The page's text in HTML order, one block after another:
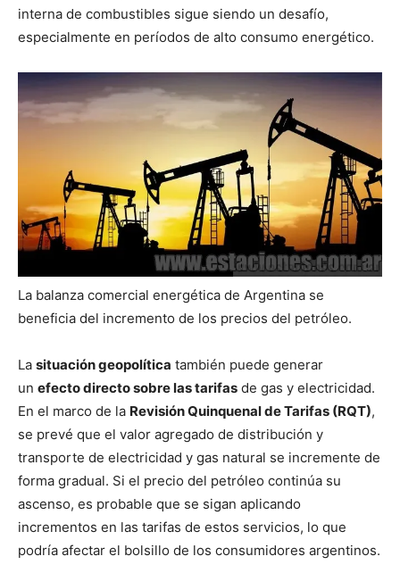
interna de combustibles sigue siendo un desafío,
especialmente en períodos de alto consumo energético.
La balanza comercial energética de Argentina se
beneficia del incremento de los precios del petróleo.
La situación geopolítica también puede generar
un efecto directo sobre las tarifas de gas y electricidad.
En el marco de la Revisión Quinquenal de Tarifas (RQT),
se prevé que el valor agregado de distribución y
transporte de electricidad y gas natural se incremente de
forma gradual. Si el precio del petróleo continúa su
ascenso, es probable que se sigan aplicando
incrementos en las tarifas de estos servicios, lo que
podría afectar el bolsillo de los consumidores argentinos.